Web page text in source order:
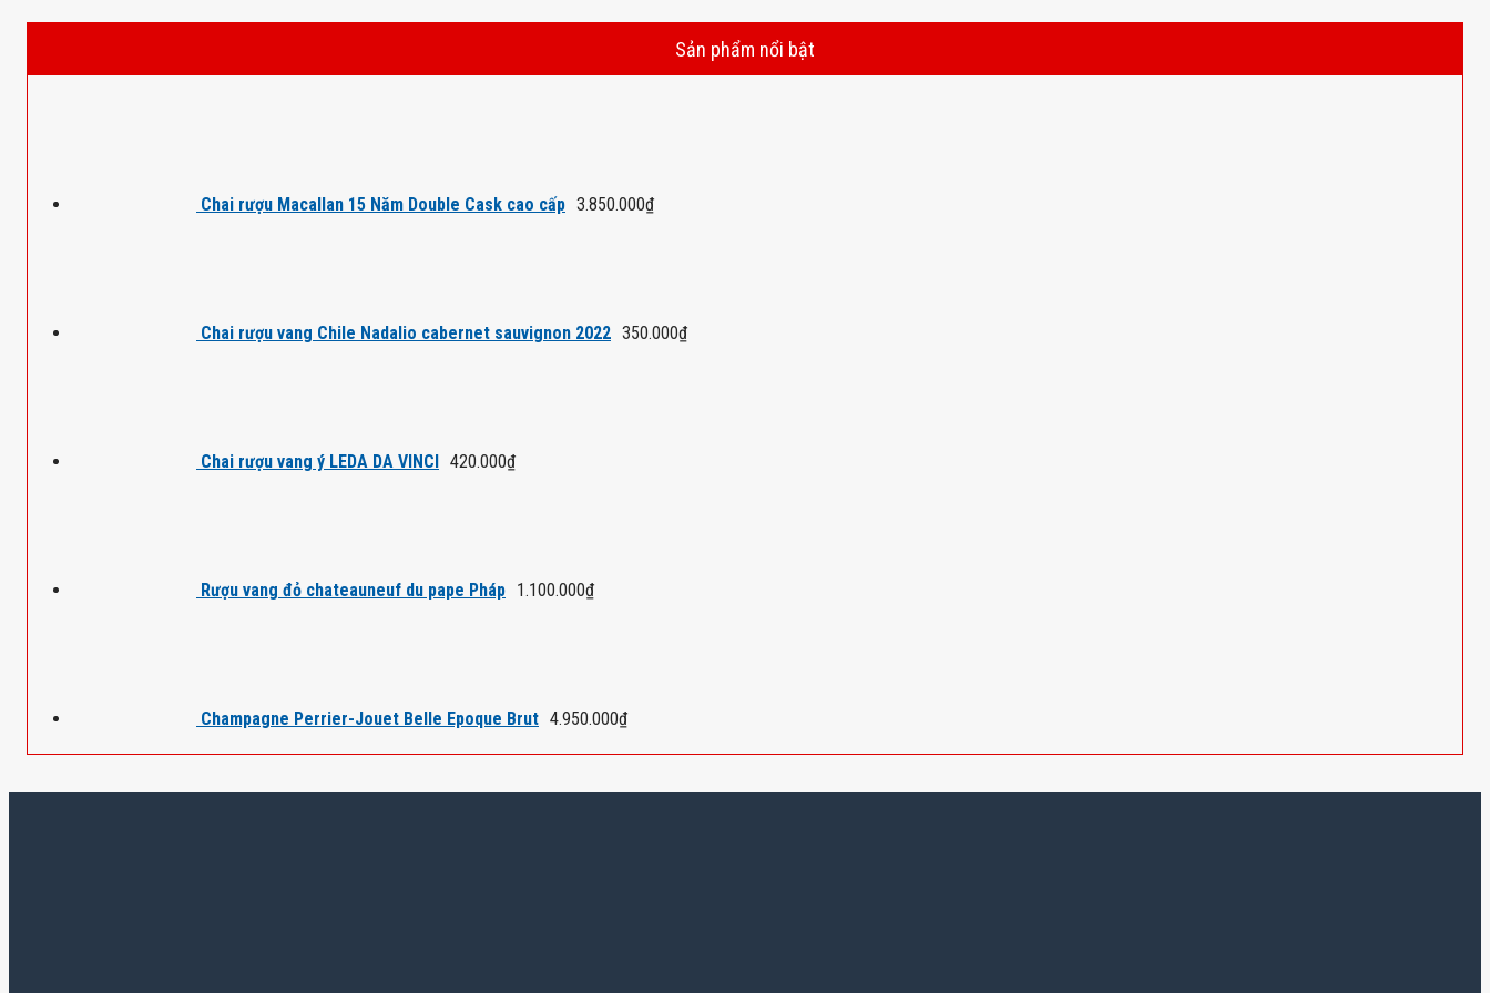
Sản phẩm nổi bật
Chai rượu Macallan 15 Năm Double Cask cao cấp 3.850.000₫
Chai rượu vang Chile Nadalio cabernet sauvignon 2022 350.000₫
Chai rượu vang ý LEDA DA VINCI 420.000₫
Rượu vang đỏ chateauneuf du pape Pháp 1.100.000₫
Champagne Perrier-Jouet Belle Epoque Brut 4.950.000₫